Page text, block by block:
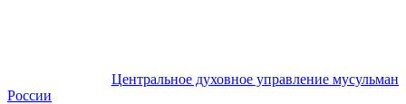
Центральное духовное управление мусульман
России